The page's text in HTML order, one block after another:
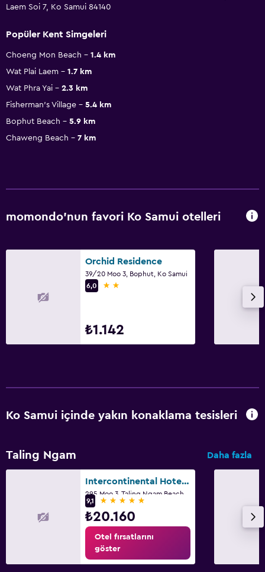
Laem Soi 7, Ko Samui 84140
Popüler Kent Simgeleri
Choeng Mon Beach
1.4 km
Wat Plai Laem
1.7 km
Wat Phra Yai
2.3 km
Fisherman's Village
5.4 km
Bophut Beach
5.9 km
Chaweng Beach
7 km
momondo'nun favori Ko Samui otelleri
Orchid Residence
39/20 Moo 3, Bophut, Ko Samui
6,0
2 yıldız
₺1.142
Ko Samui içinde yakın konaklama tesisleri
Taling Ngam Daha fazla
Intercontinental Hotels Koh Samui Resort By IHG
9,1
5 yıldız
₺20.160
Otel fırsatlarını
göster